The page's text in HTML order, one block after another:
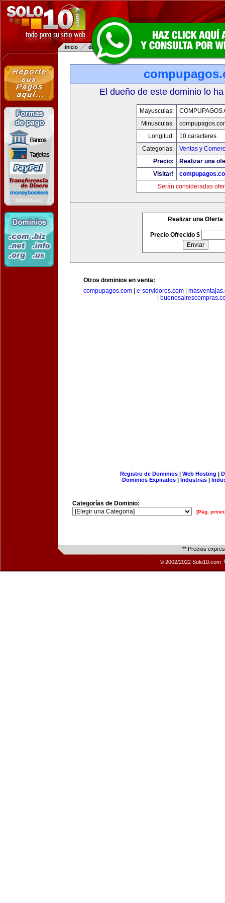
El dueño de este dominio lo
Mayusculas:
Minusculas:
Longitud:
10 caracteres
Categorias:
Ventas y
Precio:
Realizar una
Visitar!
Serán consideradas
Realizar una Oferta
Precio Ofrecido $
Otros dominios en venta:
compupagos.com
e-servidores.com
Registro de Dominios| Web Hosting |
Dominios Expirados | Industrias |
Categorías de Dominio:
[Pág.
** Precios
© 2002/2022 Solo10.com